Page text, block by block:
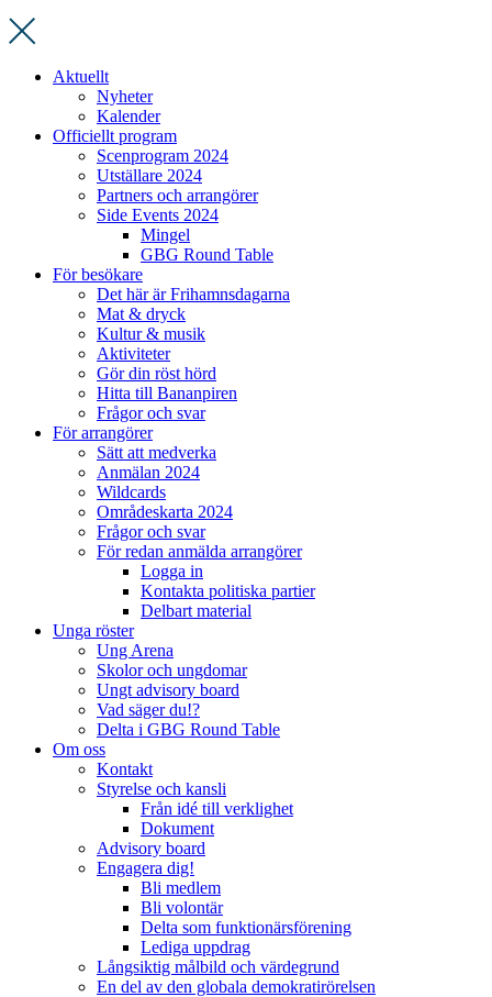
Aktuellt
Nyheter
Kalender
Officiellt program
Scenprogram 2024
Utställare 2024
Partners och arrangörer
Side Events 2024
Mingel
GBG Round Table
För besökare
Det här är Frihamnsdagarna
Mat & dryck
Kultur & musik
Aktiviteter
Gör din röst hörd
Hitta till Bananpiren
Frågor och svar
För arrangörer
Sätt att medverka
Anmälan 2024
Wildcards
Områdeskarta 2024
Frågor och svar
För redan anmälda arrangörer
Logga in
Kontakta politiska partier
Delbart material
Unga röster
Ung Arena
Skolor och ungdomar
Ungt advisory board
Vad säger du!?
Delta i GBG Round Table
Om oss
Kontakt
Styrelse och kansli
Från idé till verklighet
Dokument
Advisory board
Engagera dig!
Bli medlem
Bli volontär
Delta som funktionärsförening
Lediga uppdrag
Långsiktig målbild och värdegrund
En del av den globala demokratirörelsen